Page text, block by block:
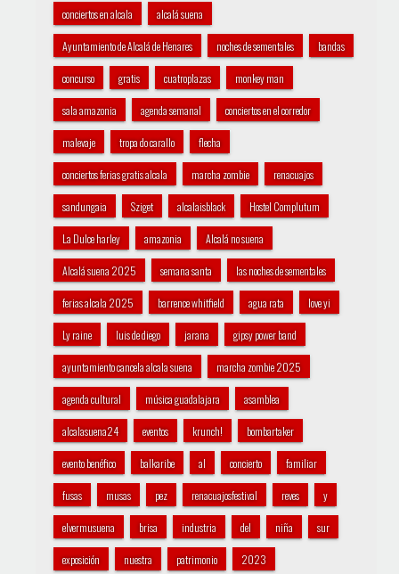
conciertos en alcala alcalá suena
Ayuntamiento de Alcalá de Henares noches de sementales bandas
concurso gratis cuatroplazas monkey man
sala amazonia agenda semanal conciertos en el corredor
malevaje tropa do carallo flecha
conciertos ferias gratis alcala marcha zombie renacuajos
sandungaia Sziget alcalaisblack Hostel Complutum
La Dulce harley amazonia Alcalá no suena
Alcalá suena 2025 semana santa las noches de sementales
ferias alcala 2025 barrence whitfield agua rata love yi
Ly raine luis de diego jarana gipsy power band
ayuntamiento cancela alcala suena marcha zombie 2025
agenda cultural música guadalajara asamblea
alcalasuena24 eventos krunch! bombartaker
evento benéfico balkaribe al concierto familiar
fusas musas pez renacuajosfestival reves y
elvermusuena brisa industria del niña sur
exposición nuestra patrimonio 2023